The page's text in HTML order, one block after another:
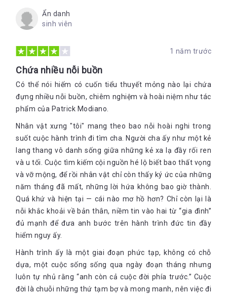
Ẩn danh
sinh viên
1 năm trước
Chứa nhiều nỗi buồn
Có thể nói hiếm có cuốn tiểu thuyết mỏng nào lại chứa
đựng nhiều nỗi buồn, chiêm nghiệm và hoài niệm như tác
phẩm của Patrick Modiano.
Nhân vật xưng "tôi" mang theo bao nỗi hoài nghi trong
suốt cuộc hành trình đi tìm cha. Người cha ấy như một kẻ
lang thang vô danh sống giữa những kẻ xa lạ đầy rối ren
và u tối. Cuộc tìm kiếm cội nguồn hé lộ biết bao thất vọng
và vỡ mộng, để rồi nhân vật chỉ còn thấy ký ức của những
năm tháng đã mất, những lời hứa không bao giờ thành.
Quá khứ và hiện tại — cái nào mơ hồ hơn? Chỉ còn lại là
nỗi khắc khoải về bản thân, niềm tin vào hai từ “gia đình”
đủ mạnh để đưa anh bước trên hành trình đức tin đầy
hiểm nguy ấy.
Hành trình ấy là một giai đoạn phức tạp, không có chỗ
dựa, một cuộc sống sống qua ngày đoạn tháng nhưng
luôn tự nhủ rằng “anh còn cả cuộc đời phía trước.” Cuộc
đời là chuỗi những thứ tạm bợ và mong manh, nên việc đi